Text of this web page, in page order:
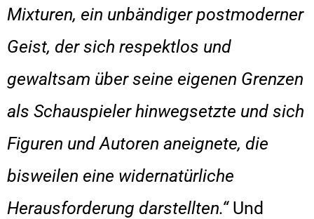
Mixturen, ein unbändiger postmoderner
Geist, der sich respektlos und
gewaltsam über seine eigenen Grenzen
als Schauspieler hinwegsetzte und sich
Figuren und Autoren aneignete, die
bisweilen eine widernatürliche
Herausforderung darstellten.“Und